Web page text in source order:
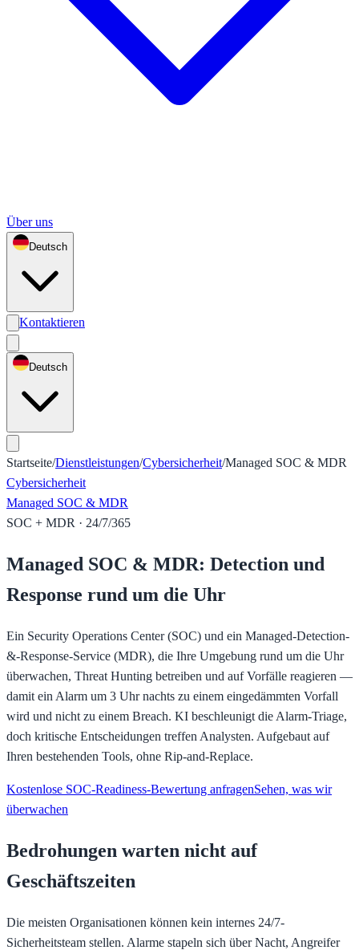
Über uns
Deutsch
Kontaktieren
Deutsch
Startseite/Dienstleistungen/Cybersicherheit/Managed SOC & MDR
Cybersicherheit
Managed SOC & MDR
SOC + MDR · 24/7/365
Managed SOC & MDR: Detection und
Response rund um die Uhr
Ein Security Operations Center (SOC) und ein Managed-Detection-
&-Response-Service (MDR), die Ihre Umgebung rund um die Uhr
überwachen, Threat Hunting betreiben und auf Vorfälle reagieren —
damit ein Alarm um 3 Uhr nachts zu einem eingedämmten Vorfall
wird und nicht zu einem Breach. KI beschleunigt die Alarm-Triage,
doch kritische Entscheidungen treffen Analysten. Aufgebaut auf
Ihren bestehenden Tools, ohne Rip-and-Replace.
Kostenlose SOC-Readiness-Bewertung anfragenSehen, was wir
überwachen
Bedrohungen warten nicht auf
Geschäftszeiten
Die meisten Organisationen können kein internes 24/7-
Sicherheitsteam stellen. Alarme stapeln sich über Nacht, Angreifer